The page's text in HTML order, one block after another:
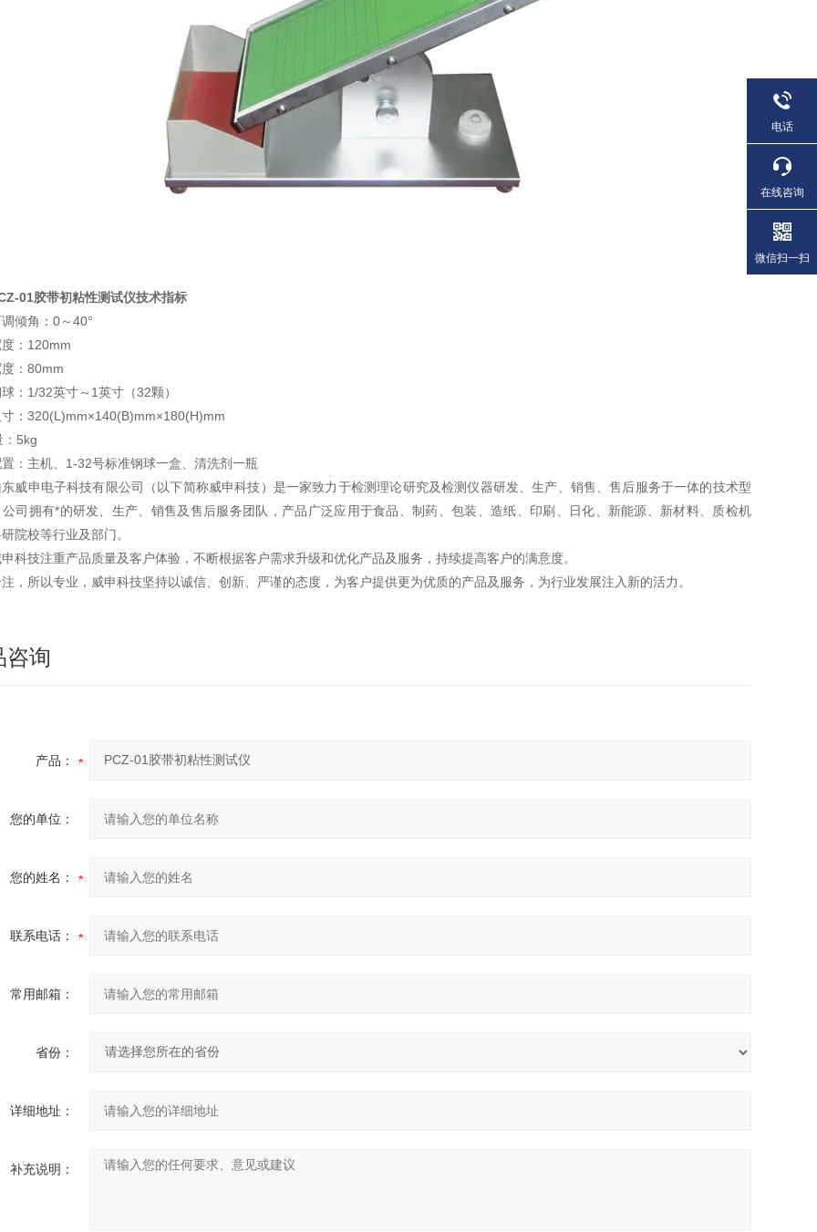
01胶带初粘性测试仪技术指标
倾角：0～40°
：120mm
：80mm
：1/32英寸～1英寸（32颗）
：320(L)mm×140(B)mm×180(H)mm
5kg
：主机、1-32号标准钢球一盒、清洗剂一瓶
威申电子科技有限公司（以下简称威申科技）是一家致力于检测理论研究及检测仪器研发、生产、销售、售后服务于一体的技术型
司拥有*的研发、生产、销售及售后服务团队，产品广泛应用于食品、制药、包装、造纸、印刷、日化、新能源、新材料、质检机
院校等行业及部门。
科技注重产品质量及客户体验，不断根据客户需求升级和优化产品及服务，持续提高客户的满意度。
，所以专业，威申科技坚持以诚信、创新、严谨的态度，为客户提供更为优质的产品及服务，为行业发展注入新的活力。
咨询
产品：
您的单位：
您的姓名：
联系电话：
常用邮箱：
省份：
详细地址：
补充说明：
电话
在线咨询
微信扫一扫